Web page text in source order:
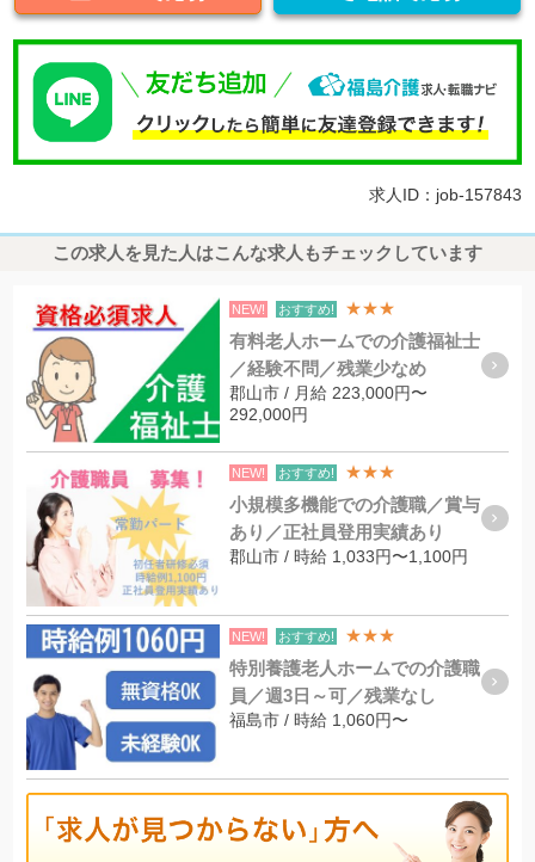
求人ID：job-157843
この求人を見た人はこんな求人もチェックしています
NEW! おすすめ! ★★★
有料老人ホームでの介護福祉士
／経験不問／残業少なめ
郡山市 / 月給 223,000円〜
292,000円
NEW! おすすめ! ★★★
小規模多機能での介護職／賞与
あり／正社員登用実績あり
郡山市 / 時給 1,033円〜1,100円
NEW! おすすめ! ★★★
特別養護老人ホームでの介護職
員／週3日～可／残業なし
福島市 / 時給 1,060円〜